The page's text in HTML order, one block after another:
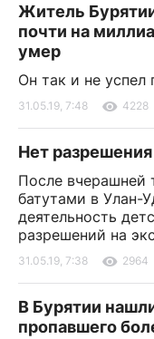
Житель
почти на
умер
Он так и не успел
31.05.19, 7:48 4228
Нет разрешения
После вчерашней
батутами в Улан-
деятельность
разрешений на
31.05.19, 7:38 2964
В Бурятии
пропавшего